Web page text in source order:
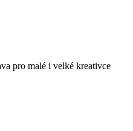
pro malé i velké kreativce